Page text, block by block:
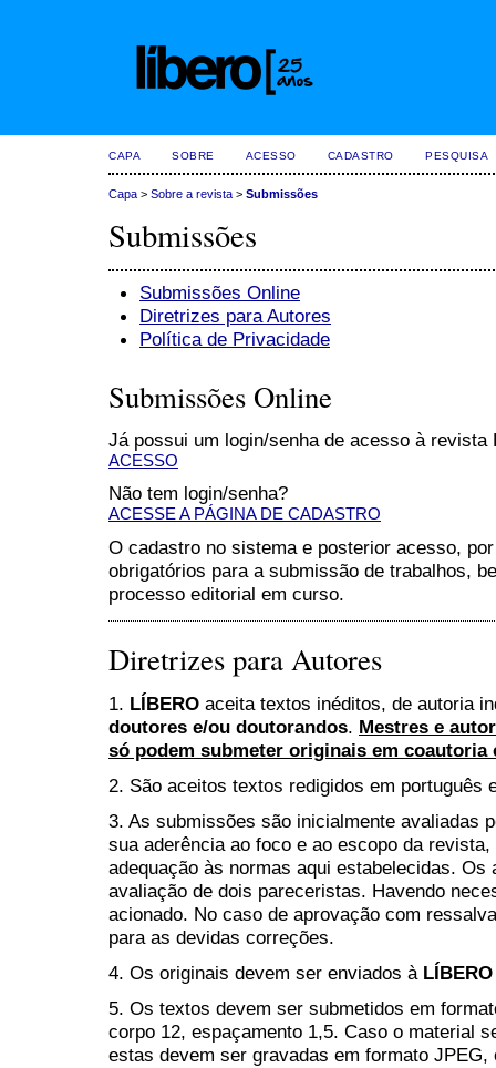
CAPA SOBRE ACESSO CADASTRO PESQUISA
Capa > Sobre a revista > Submissões
Submissões
Submissões Online
Diretrizes para Autores
Política de Privacidade
Submissões Online
Já possui um login/senha de acesso à revista
ACESSO
Não tem login/senha?
ACESSE A PÁGINA DE CADASTRO
O cadastro no sistema e posterior acesso,
obrigatórios para a submissão de trabalhos,
processo editorial em curso.
Diretrizes para Autores
1. LÍBERO aceita textos inéditos, de autoria
doutores e/ou doutorandos. Mestres e
só podem submeter originais em
2. São aceitos textos redigidos em português
3. As submissões são inicialmente avaliadas
sua aderência ao foco e ao escopo da
adequação às normas aqui estabelecidas.
avaliação de dois pareceristas. Havendo
acionado. No caso de aprovação com
para as devidas correções.
4. Os originais devem ser enviados à LÍBERO
5. Os textos devem ser submetidos em
corpo 12, espaçamento 1,5. Caso o material
estas devem ser gravadas em formato